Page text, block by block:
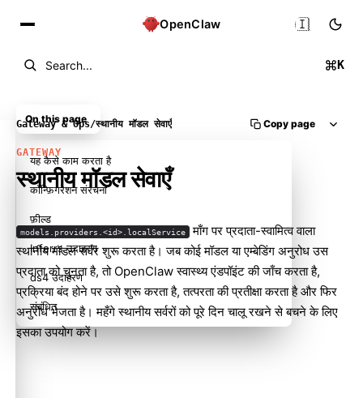
OpenClaw
Search... K
🇮🇳
Gateway & Ops/स्थानीय मॉडल सेवाएँ Copy page
GATEWAY
स्थानीय मॉडल सेवाएँ
models.providers.<id>.localService माँग पर प्रदाता-स्वामित्व वाला
स्थानीय मॉडल सर्वर शुरू करता है। जब कोई मॉडल या एम्बेडिंग अनुरोध उस
प्रदाता को चुनता है, तो OpenClaw स्वास्थ्य एंडपॉइंट की जाँच करता है,
प्रक्रिया बंद होने पर उसे शुरू करता है, तत्परता की प्रतीक्षा करता है और फिर
अनुरोध भेजता है। महँगे स्थानीय सर्वरों को पूरे दिन चालू रखने से बचने के लिए
इसका उपयोग करें।
On this page
यह कैसे काम करता है
कॉन्फ़िगरेशन संरचना
फ़ील्ड
Inferrs उदाहरण
ds4 उदाहरण
संबंधित